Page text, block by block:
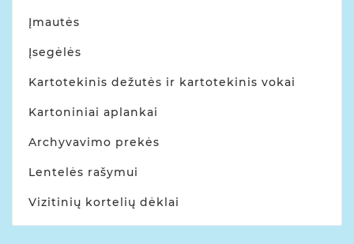
Įmautės
Įsegėlės
Kartotekinis dežutės ir kartotekinis vokai
Kartoniniai aplankai
Archyvavimo prekės
Lentelės rašymui
Vizitinių kortelių dėklai